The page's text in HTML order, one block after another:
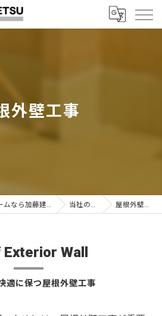
外壁工事
静岡県富士市のリフォームなら加藤建設株式会社 当社の特徴 屋根外壁工事
適に保つ屋根外壁工事
Wall